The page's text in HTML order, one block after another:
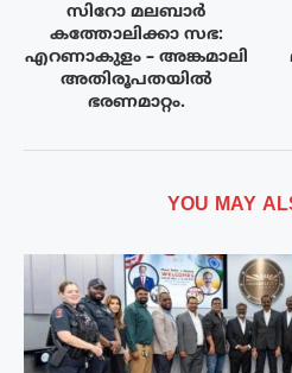
സിറോ മലബാർ
കത്തോലിക്കാ സഭ:
എറണാകുളം – അങ്കമാലി
അതിരൂപതയിൽ
ഭരണമാറ്റം.
YOU MAY